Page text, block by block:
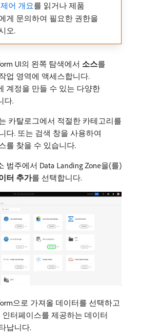
어 개요를 읽거나 제품
게 문의하여 필요한 권한을
오.
UI의 왼쪽 탐색에서 소스​를
업 영역에 액세스합니다.
계정을 만들 수 있는 다양한
다.
카탈로그에서 적절한 카테고리를
다. 또는 검색 창을 사용하여
를 찾을 수 있습니다.
범주에서 Data Landing Zone을(를)
터 추가​를 선택합니다.
으로 가져올 데이터를 선택하고
인터페이스를 제공하는 데이터
납니다.